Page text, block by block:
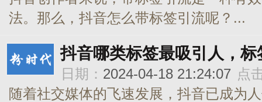
法。那么，抖音怎么带标签引流呢？...
抖音哪类标签最吸引人，
日期： 2024-04-18 21:24:07 点
随着社交媒体的飞速发展，抖音已成为